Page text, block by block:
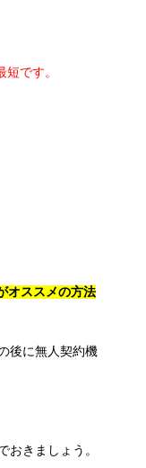
です。
オススメの方法
後に無人契約機
きましょう。